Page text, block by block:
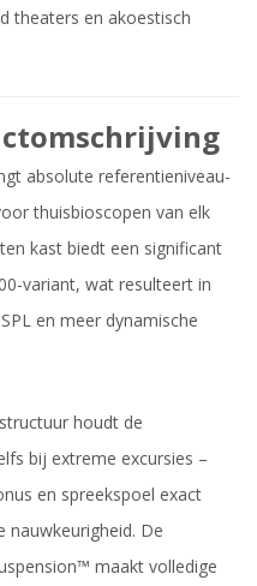
theaters en akoestisch
absolute referentieniveau-
thuisbioscopen van elk
kast biedt een significant
variant, wat resulteert in
en meer dynamische
houdt de
bij extreme excursies –
en spreekspoel exact
nauwkeurigheid. De
maakt volledige